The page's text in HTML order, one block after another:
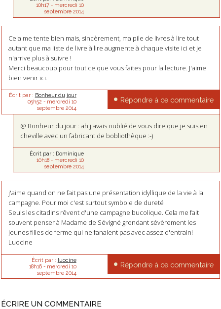
10h17- mercredi 10
septembre 2014
Cela me tente bien mais, sincèrement, ma pile de livres à lire tout
autant que ma liste de livre à lire augmente à chaque visite ici et je
n'arrive plus à suivre !
Merci beaucoup pour tout ce que vous faites pour la lecture. J'aime
bien venir ici.
Écrit par : Bonheur du jour
05h52 - mercredi 10
septembre 2014
Répondre à ce commentaire
@ Bonheur du jour : ah j'avais oublié de vous dire que je suis en
cheville avec un fabricant de bobliothèque :-)
Écrit par : Dominique
10h18- mercredi 10
septembre 2014
j'aime quand on ne fait pas une présentation idyllique de la vie à la
campagne. Pour moi c'est surtout symbole de dureté .
Seuls les citadins rêvent d'une campagne bucolique. Cela me fait
souvent penser à Madame de Sévigné grondant sévèrement les
jeunes filles de ferme qui ne fanaient pas avec assez d'entrain!
Luocine
Écrit par :
luocine
18h16- mercredi 10
septembre 2014
Répondre à ce commentaire
ÉCRIRE UN COMMENTAIRE